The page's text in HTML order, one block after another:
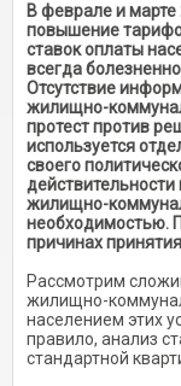
В феврале и
повышение
ставок оплаты
всегда
Отсутствие
жилищно-
протест против
используется
своего
жилищно-
необходимостью.
причинах
Рассмотрим
жилищно-
населением этих
правило, анализ
стандартной